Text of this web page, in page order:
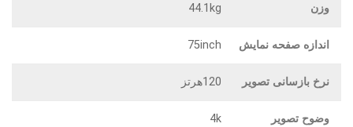
وزن 44.1kg
اندازه صفحه نمایش 75inch
نرخ بازسانی تصویر 120هرتز
وضوح تصویر 4k